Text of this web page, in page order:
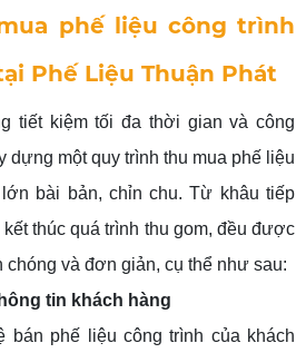
phế liệu công trình
Phế Liệu Thuận Phát
tiết kiệm tối đa thời gian và công
dựng một quy trình thu mua phế liệu
bài bản, chỉn chu. Từ khâu tiếp
thúc quá trình thu gom, đều được
chóng và đơn giản, cụ thể như sau:
tin khách hàng
bán phế liệu công trình của khách